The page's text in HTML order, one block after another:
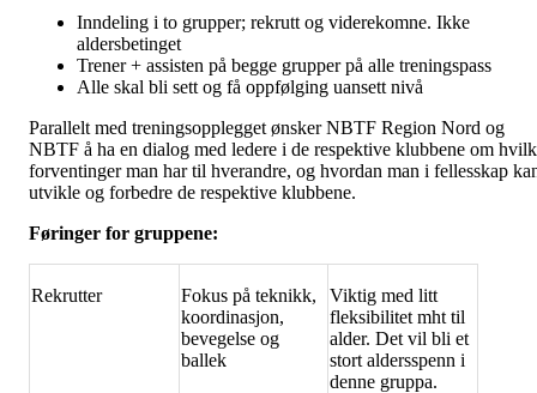
Inndeling i to grupper; rekrutt og viderekomne. Ikke
aldersbetinget
Trener + assisten på begge grupper på alle treningspass
Alle skal bli sett og få oppfølging uansett nivå
Parallelt med treningsopplegget ønsker NBTF Region Nord og
NBTF å ha en dialog med ledere i de respektive klubbene om
forventinger man har til hverandre, og hvordan man i fellesskap
utvikle og forbedre de respektive klubbene.
Føringer for gruppene:
Rekrutter
Fokus på teknikk,
koordinasjon,
bevegelse og
ballek
Viktig med litt
fleksibilitet mht til
alder. Det vil bli et
stort aldersspenn i
denne gruppa.